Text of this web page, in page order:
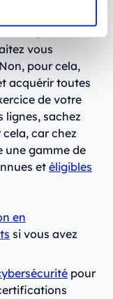
vous
pour cela,
acquérir toutes
de votre
lignes, sachez
car chez
une gamme de
et éligibles
en
si vous avez
pour